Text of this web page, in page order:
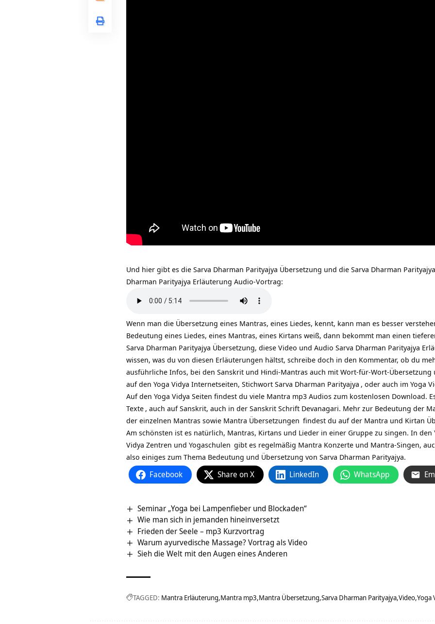
Und hier gibt es die Sarva Dharman Parityajya Übersetzung und die Sarva Dharman
Dharman Parityajya Erläuterung Audio-Vortrag:
Wenn man die Übersetzung eines Mantras, eines Liedes, kennt, kann man es besser
Bedeutung eines Liedes, eines Mantras, eines Kirtans weiß, dann bekommt man einen
Sarva Dharman Parityajya Übersetzung, diese Video und Audio Sarva Dharman Parityajya
wissen, was du von diesen Erläuterungen hältst, schreibe doch in den Kommentar, ob du
ausführliche Infos, bei den Sanskrit und Hindi-Mantras auch mit Wort-für-Wort-
auf den Yoga Vidya Internetseiten, Stichwort Sarva Dharman Parityajya , oder auch im Yoga
Auf den Yoga Vidya Seiten findest du viele Mantra mp3 Audios zum kostenlosen Download.
Texte , auch auf Sanskrit, auch in der Sanskrit Schrift Devanagari. Mehr zur Bedeutung der
der einzelnen Mantras sowie Mantra Übersetzungen findest du aufder Mantra und Kirtan
Am schönsten ist es natürlich, Mantras, Kirtans und Lieder in einer Gruppe zu singen. In den
Vidya Zentren und Yogaschulen gibt es regelmäßig Mantra Konzerte und Mantra-Singen,
also einiges zum Thema Bedeutung und Übersetzung von Sarva Dharman Parityajya.
Facebook Share on X LinkedIn WhatsApp
Seminar „Yoga bei Lampenfieber und Blockaden“
Wie man sich in jemanden hineinversetzt
Frieden der Seele – mp3 Kurzvortrag
Warum ayurvedische Massage? Vortrag als Video
Sieh die Welt mit den Augen eines Anderen
TAGGED: Mantra Erläuterung Mantra mp3 Mantra Übersetzung Sarva Dharman Parityajya Video Yoga